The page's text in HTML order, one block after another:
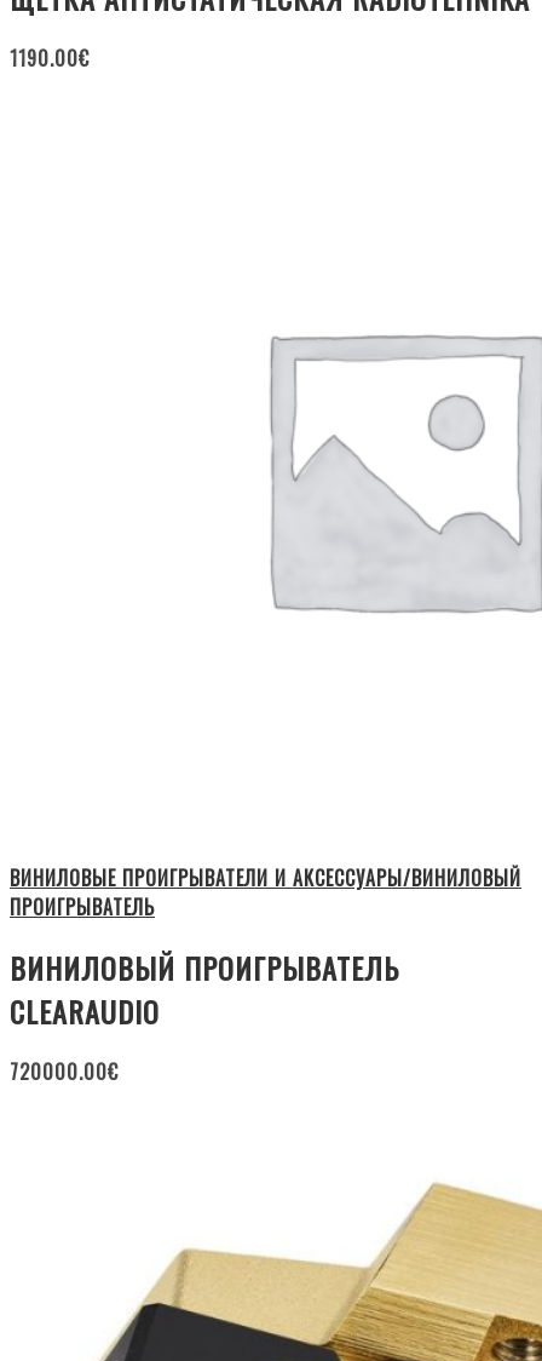
1190.00€
ВИНИЛОВЫЕ ПРОИГРЫВАТЕЛИ И АКСЕССУАРЫ/ВИНИЛОВЫЙ
ПРОИГРЫВАТЕЛЬ
ВИНИЛОВЫЙ ПРОИГРЫВАТЕЛЬ
CLEARAUDIO
720000.00€